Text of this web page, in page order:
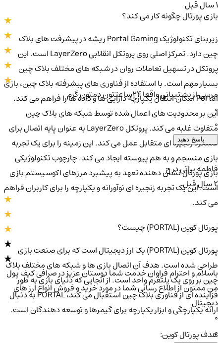
بازی پورتال چگونه کار می کند؟
زیربنای تکنولوژیک Portal Gaming ریشه در پیشرفت های بلاک
چین دارد. تمرکز اصلی روی پروتکل انقلابی LayerZero است. این
پروتکل در تسهیل تعاملات روان در شبکه های مختلف بلاک چین
بسیار مهم است. با استفاده از فناوری های پیشرفته بلاک چین، بازی
Portal امکان انتقال یکپارچه دارایی ها و داده ها را فراهم می کند.
این بر محدودیت های اعمال شده توسط شبکه های بلاک چین
متفاوت غلبه می کند. پروتکل LayerZero به عنوان پایه اتصال برای
عملکرد زنجیره ای متقابل عمل می کند. این زمینه را برای یک تجربه
بازی منسجم و به هم پیوسته ایجاد می کند. چارچوب تکنولوژیکی
بازی پورتال نشان دهنده تعهد به پیشبرد مرزهای اکوسیستم بازی
است. این یک تجربه زنجیره ای نوآورانه و یکپارچه را برای کاربران فراهم
می کند.
پورتال کوین (PORTAL) چیست؟
پورتال کوین (PORTAL) یک ارز دیجیتال است که برای صنعت بازی
طراحی شده است. هدف آن اتصال بازی ها و شبکه های مختلف بلاک
چین بر روی یک پلتفرم واحد است. از آنجایی که دنیای بازی به طور
فزاینده ای از فناوری بلاک چین استقبال می کند، PORTAL به دنبال
ارائه یکپارچگی و ابزار یکپارچه برای گیمرها و توسعه دهندگان است.
هدف پورتال کوین:
مرسی از پشتیبانی واقعا 24ساعتتون دمتون گرم
پاسخ دهید
فاطمه براتی درح
باسلام و احترام فراوان خدمت شما دوستان عزیز در صرافی کیف پول
من ممنون از اطلاع رسانی شما در مورد خرید و فروش انواع ارز های
دیجیتال